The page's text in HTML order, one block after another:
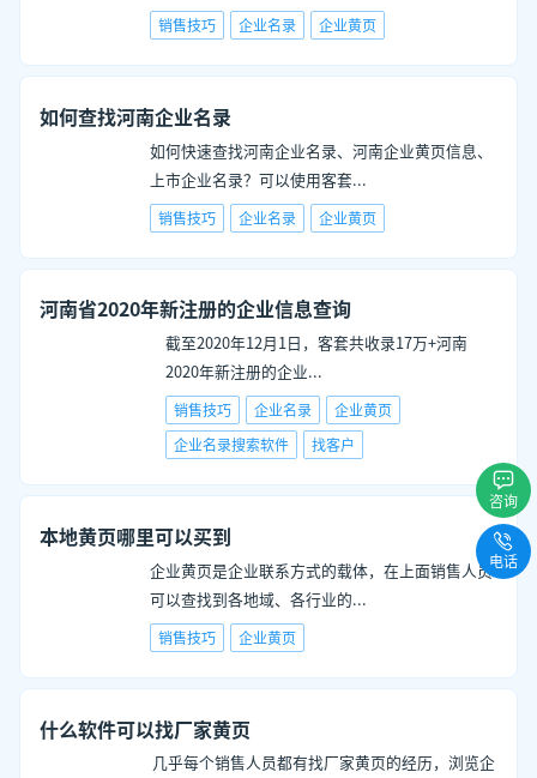
销售技巧 企业名录 企业黄页
如何查找河南企业名录
如何快速查找河南企业名录、河南企业黄页信息、
上市企业名录？可以使用客套...
销售技巧 企业名录 企业黄页
河南省2020年新注册的企业信息查询
截至2020年12月1日，客套共收录17万+河南
2020年新注册的企业...
销售技巧 企业名录
企业黄页
企业名录搜索软件
找客户
本地黄页哪里可以买到
企业黄页是企业联系方式的载体，在上面销售人员
可以查找到各地域、各行业的...
销售技巧 企业黄页
什么软件可以找厂家黄页
几乎每个销售人员都有找厂家黄页的经历，浏览企
咨询
电话